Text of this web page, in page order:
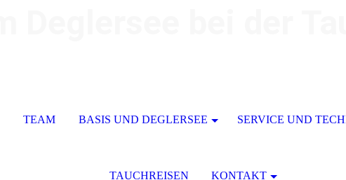
TEAM BASIS UND DEGLERSEE SERVICE UND
TAUCHREISEN KONTAKT